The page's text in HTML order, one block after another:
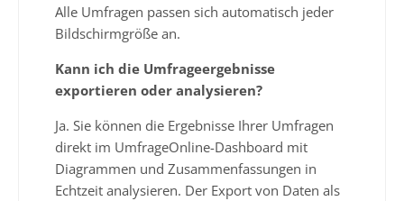
Alle Umfragen passen sich automatisch jeder
Bildschirmgröße an.
Kann ich die Umfrageergebnisse
exportieren oder analysieren?
Ja. Sie können die Ergebnisse Ihrer Umfragen
direkt im UmfrageOnline-Dashboard mit
Diagrammen und Zusammenfassungen in
Echtzeit analysieren. Der Export von Daten als